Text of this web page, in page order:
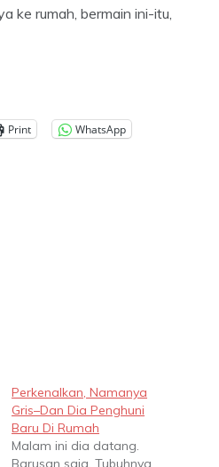
ke rumah, bermain ini-itu,
Print
WhatsApp
Perkenalkan, Namanya
Gris–Dan Dia Penghuni
Baru Di Rumah
Malam ini dia datang.